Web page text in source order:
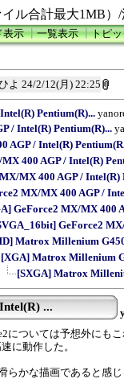
ル合計最大1MB
表示┃一覧表示┃トピ
よ 24/2/12(月) 22:25
Pentium(R)...
/ Intel(R) Pentium(R)...
AGP / Intel(R)
400 AGP / Intel(R)
MX 400 AGP / Intel(R)
MX/MX 400 AGP /
GeForce2 MX/MX 400
GeForce2
Matrox Millenium
[XGA] Matrox Millenium
[SXGA] Matrox
...
については予想外にも
に動作した。
かな描画であると感じ